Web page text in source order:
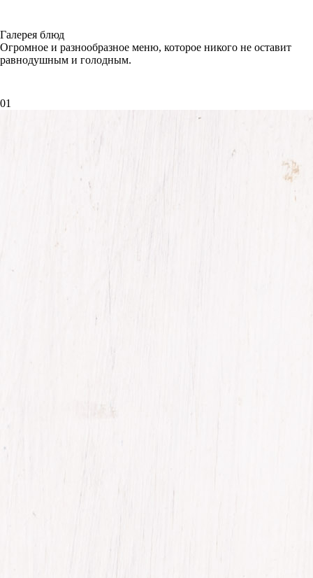
Галерея блюд
Огромное и разнообразное меню, которое никого не оставит
равнодушным и голодным.
01